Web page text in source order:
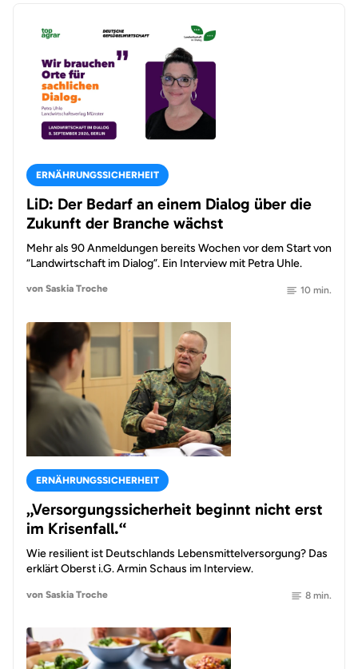
ERNÄHRUNGSSICHERHEIT
LiD: Der Bedarf an einem Dialog über die
Zukunft der Branche wächst
Mehr als 90 Anmeldungen bereits Wochen vor dem Start von
“Landwirtschaft im Dialog”. Ein Interview mit Petra Uhle.
von Saskia Troche 10 min.
ERNÄHRUNGSSICHERHEIT
„Versorgungssicherheit beginnt nicht erst
im Krisenfall.“
Wie resilient ist Deutschlands Lebensmittelversorgung? Das
erklärt Oberst i.G. Armin Schaus im Interview.
von Saskia Troche 8 min.